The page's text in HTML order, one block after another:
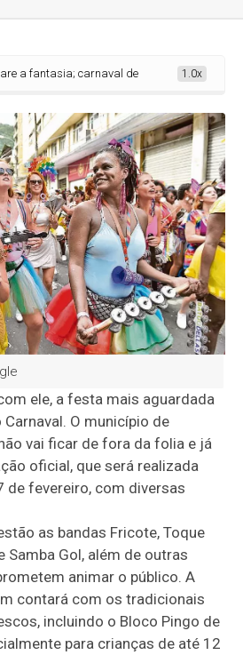
carnaval de Prudente de Morais já tem
1.0x
ele, a festa mais aguardada
O município de
vai ficar de fora da folia e já
oficial, que será realizada
de fevereiro, com diversas
as bandas Fricote, Toque
Samba Gol, além de outras
animar o público. A
contará com os tradicionais
incluindo o Bloco Pingo de
para crianças de até 12